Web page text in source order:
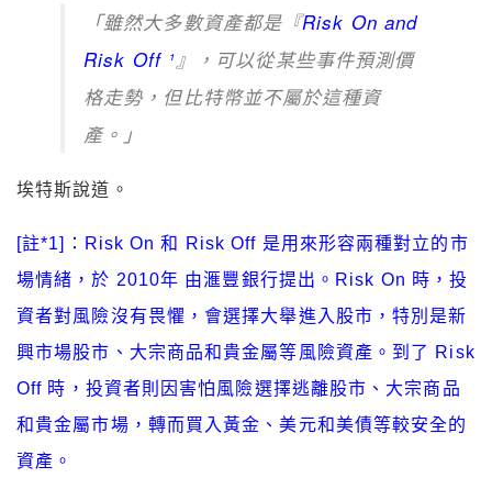
「雖然大多數資產都是『Risk On and
Risk Off ¹』，可以從某些事件預測價
格走勢，但比特幣並不屬於這種資
產。」
埃特斯說道。
[註*1]：Risk On 和 Risk Off 是用來形容兩種對立的市
場情緒，於 2010年 由滙豐銀行提出。Risk On 時，投
資者對風險沒有畏懼，會選擇大舉進入股市，特別是新
興市場股市、大宗商品和貴金屬等風險資產。到了 Risk
Off 時，投資者則因害怕風險選擇逃離股市、大宗商品
和貴金屬市場，轉而買入黃金、美元和美債等較安全的
資產。